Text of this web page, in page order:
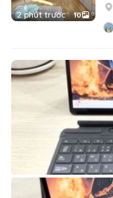
2 phút trước 10